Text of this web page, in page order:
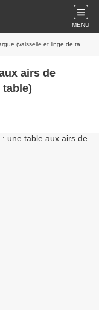
MENU
(vaisselle et linge de table)
airs de
table)